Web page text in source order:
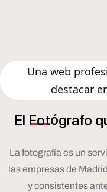
Una web
destacar
El Fotógrafo
La fotografía es un
las empresas de
y consistentes